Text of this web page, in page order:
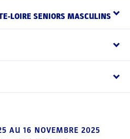
LOIRE SENIORS MASCULINS
AU 16 NOVEMBRE 2025